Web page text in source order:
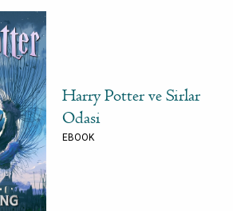
Harry Potter ve Sirlar
Odasi
EBOOK